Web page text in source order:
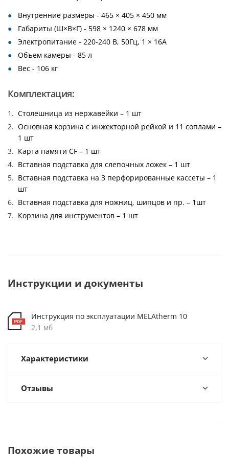
Внутренние размеры - 465 × 405 × 450 мм
Габариты (Ш×В×Г) - 598 × 1240 × 678 мм
Электропитание - 220-240 В, 50Гц, 1 × 16А
Объем камеры - 85 л
Вес - 106 кг
Комплектация:
Столешница из нержавейки – 1 шт
Основная корзина с инжекторной рейкой и 11 соплами –
1 шт
Карта памяти CF – 1 шт
Вставная подставка для слепочных ложек – 1 шт
Вставная подставка на 3 перфорированные кассеты – 1
шт
Вставная подставка для ножниц, шипцов и пр. – 1шт
Корзина для инструментов – 1 шт
Инструкции и документы
Инструкция по эксплуатации MELAtherm 10
2,1 мб
Характеристики
Отзывы
Похожие товары